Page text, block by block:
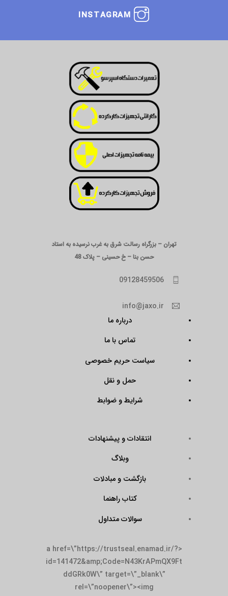
INSTAGRAM
تهران – بزرگراه رسالت شرق به غرب نرسیده به استاد
حسن بنا – خ حسینی – پلاک 48
09128459506
info@jaxo.ir
درباره ما
تماس با ما
سیاست حریم خصوصی
حمل و نقل
شرایط و ضوابط
انتقادات و پیشنهادات
وبلاگ
بازگشت و مبادلات
کتاب راهنما
سوالات متداول
<a href=\”https://trustseal.enamad.ir/?
id=141472&amp;Code=N43KrAPmQX9Ft
ddGRk0W\” target=\”_blank\”
rel=\”noopener\”><img